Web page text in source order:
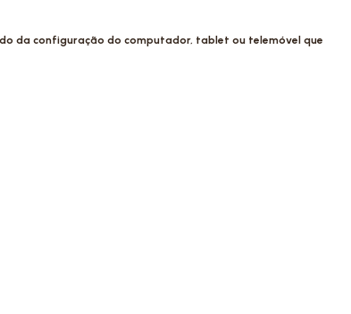
da configuração do computador, tablet ou telemóvel que